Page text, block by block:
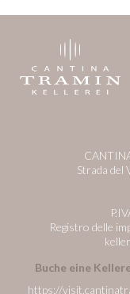
Strada del
Registro delle
Buche eine
https://